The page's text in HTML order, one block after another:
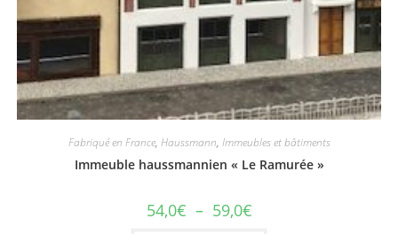
Fabriqué en France, Haussmann, Immeubles et bâtiments
Immeuble haussmannien « Le Ramurée »
54,0€ – 59,0€